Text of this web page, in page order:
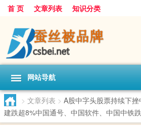
首 页 文章列表 知识分类
网站导航
> 文章列表 > A股中字头股票持续下
建跌超8%中国通号、中国软件、中国中铁